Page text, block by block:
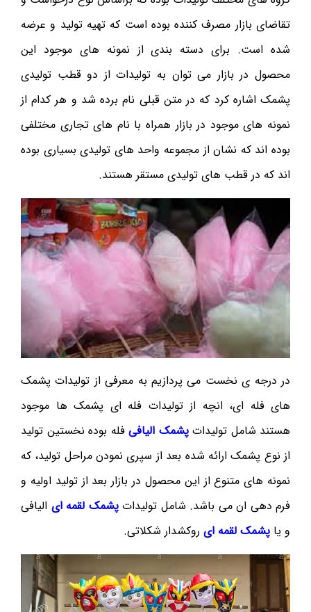
تقاضای بازار مصرف کننده بوده است که تهیه تولید و عرضه
شده است. برای دسته بندی از نمونه های موجود این
محصول در بازار می توان به تولیدات از دو قطب تولیدی
پشمک اشاره کرد که در متن قبلی نام برده شد و هر کدام از
نمونه های موجود در بازار همراه با نام های تجاری مختلفی
بوده اند که نشان از مجموعه واحد های تولیدی بسیاری بوده
اند که در قطب های تولیدی مستقر هستند.
در درجه ی نخست می پردازیم به معرفی از تولیدات پشمک
های فله ای، انچه از تولیدات فله ای پشمک ها موجود
هستند شامل تولیداتپشمک الیافی فله بوده نخستین تولید
از نوع پشمک ارائه شده بعد از سپری نمودن مراحل تولید، که
نمونه های متنوع از این محصول در بازار بعد از تولید اولیه و
فرم دهی ان می باشد. شامل تولیداتپشمک لقمه ای الیافی
و یا پشمک لقمه ای روکشدار شکلاتی.